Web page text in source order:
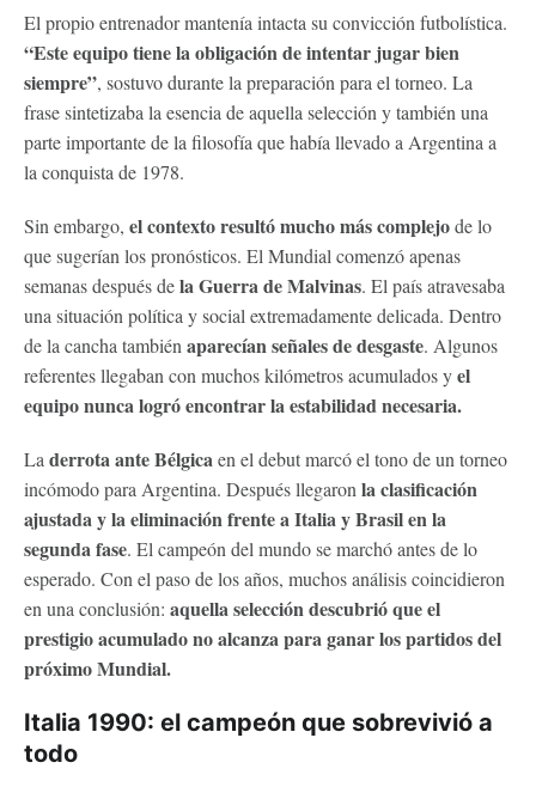
El propio entrenador mantenía intacta su convicción futbolística.
“Este equipo tiene la obligación de intentar jugar bien
siempre”, sostuvo durante la preparación para el torneo. La
frase sintetizaba la esencia de aquella selección y también una
parte importante de la filosofía que había llevado a Argentina a
la conquista de 1978.
Sin embargo, el contexto resultó mucho más complejode lo
que sugerían los pronósticos. El Mundial comenzó apenas
semanas después dela Guerra de Malvinas. El país atravesaba
una situación política y social extremadamente delicada. Dentro
de la cancha tambiénaparecían señales de desgaste. Algunos
referentes llegaban con muchos kilómetros acumulados yel
equipo nunca logró encontrar la estabilidad necesaria.
Laderrota ante Bélgicaen el debut marcó el tono de un torneo
incómodo para Argentina. Después llegaronla clasificación
ajustada y la eliminación frente a Italia y Brasil en la
segunda fase. El campeón del mundo se marchó antes de lo
esperado. Con el paso de los años, muchos análisis coincidieron
en una conclusión: aquella selección descubrió que el
prestigio acumulado no alcanza para ganar los partidos del
próximo Mundial.
Italia 1990: el campeón que sobrevivió a
todo